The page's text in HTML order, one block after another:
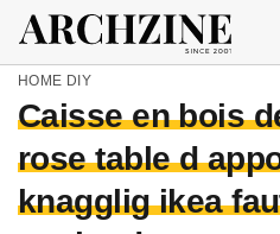
HOME DIY
Caisse en bois
rose table d
knagglig ikea